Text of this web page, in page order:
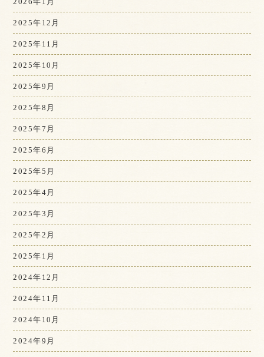
2025年12月
2025年11月
2025年10月
2025年9月
2025年8月
2025年7月
2025年6月
2025年5月
2025年4月
2025年3月
2025年2月
2025年1月
2024年12月
2024年11月
2024年10月
2024年9月